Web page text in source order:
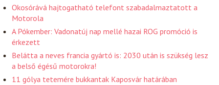
Okosórává hajtogatható telefont szabadalmaztatott a
Motorola
A Pókember: Vadonatúj nap mellé hazai ROG promóció is
érkezett
Belátta a neves francia gyártó is: 2030 után is szükség lesz
a belső égésű motorokra!
11 gólya tetemére bukkantak Kaposvár határában